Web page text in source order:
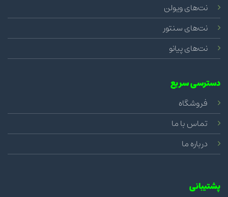
نت‌های ویولن
نت‌های سنتور
نت‌های پیانو
دسترسی سریع
فروشگاه
تماس با ما
درباره ما
پشتیبانی